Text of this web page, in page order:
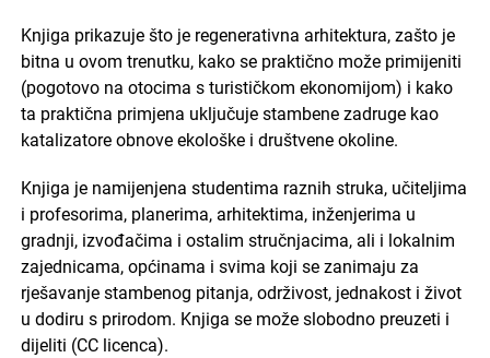
Knjiga prikazuje što je regenerativna arhitektura, zašto je
bitna u ovom trenutku, kako se praktično može primijeniti
(pogotovo na otocima s turističkom ekonomijom) i kako
ta praktična primjena uključuje stambene zadruge kao
katalizatore obnove ekološke i društvene okoline.
Knjiga je namijenjena studentima raznih struka, učiteljima
i profesorima, planerima, arhitektima, inženjerima u
gradnji, izvođačima i ostalim stručnjacima, ali i lokalnim
zajednicama, općinama i svima koji se zanimaju za
rješavanje stambenog pitanja, održivost, jednakost i život
u dodiru s prirodom. Knjiga se može slobodno preuzeti i
dijeliti (CC licenca).